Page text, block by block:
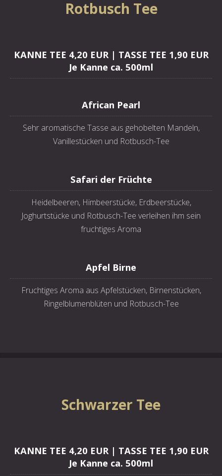
Rotbusch Tee
KANNE TEE 4,20 EUR | TASSE TEE 1,90 EUR
Je Kanne ca. 500ml
African Pearl
Sehr aromatische Tasse aus gehobelten Mandeln,
Vanillestücken und Rotbusch-Tee
Safari der Früchte
Heidelbeeren, Himbeerstücke, Erdbeerstücke,
Joghurtstücke und Rotbusch-Tee verleihen ihm sein
fruchtiges Aroma
Apfel Birne
Fruchtiges Aroma aus Apfelstücken, Birnenstücken,
Ringelblumenblüten und Rotbusch-Tee
Schwarzer Tee
KANNE TEE 4,20 EUR | TASSE TEE 1,90 EUR
Je Kanne ca. 500ml